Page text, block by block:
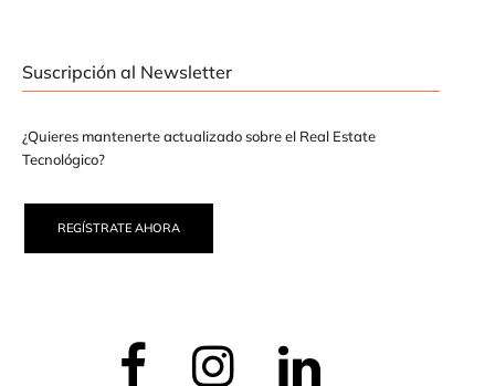
Suscripción al Newsletter
¿Quieres mantenerte actualizado sobre el Real Estate
Tecnológico?
REGÍSTRATE AHORA